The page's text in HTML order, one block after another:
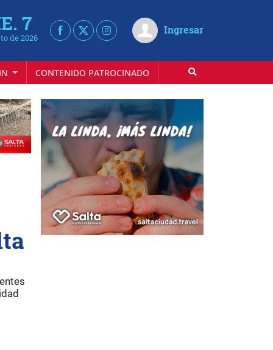
7
de 2026
Ingresar
CONTENIDO PATROCINADO